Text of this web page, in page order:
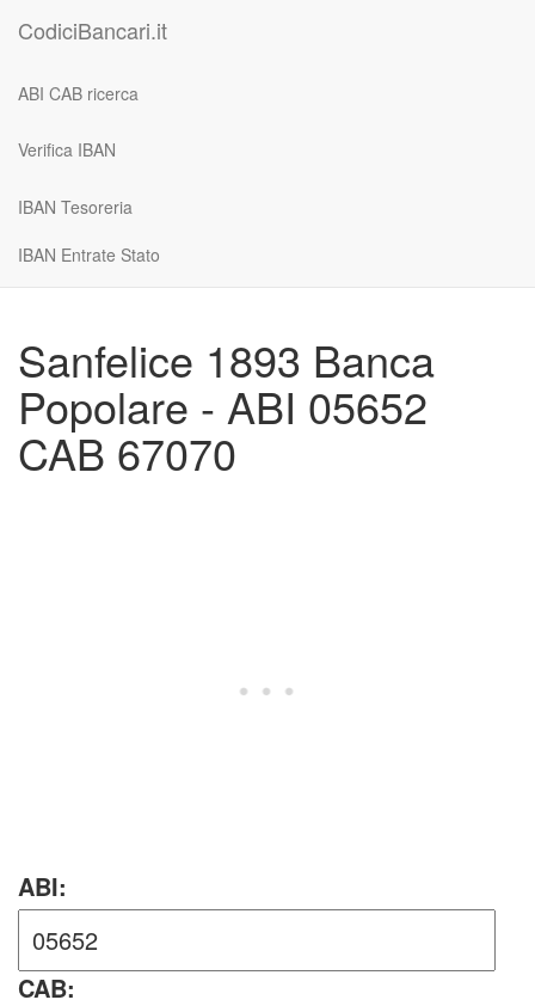
CodiciBancari.it
ABI CAB ricerca
Verifica IBAN
IBAN Tesoreria
IBAN Entrate Stato
Sanfelice 1893 Banca
Popolare - ABI 05652
CAB 67070
ABI:
CAB: